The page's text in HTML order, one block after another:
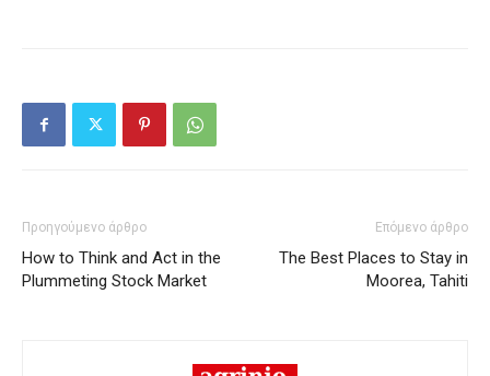
Προηγούμενο άρθρο
How to Think and Act in the
Plummeting Stock Market
Επόμενο άρθρο
The Best Places to Stay in
Moorea, Tahiti